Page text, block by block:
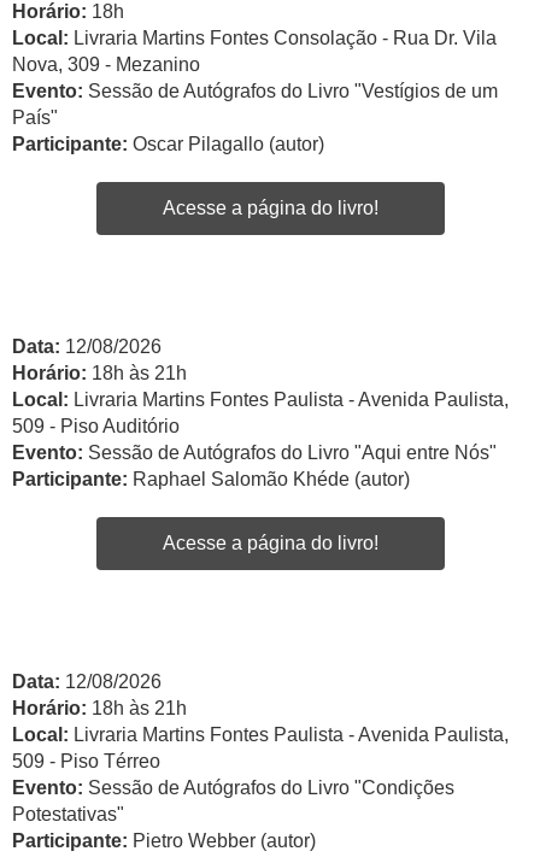
Horário: 18h
Local: Livraria Martins Fontes Consolação - Rua Dr. Vila
Nova, 309 - Mezanino
Evento: Sessão de Autógrafos do Livro "Vestígios de um
País"
Participante: Oscar Pilagallo (autor)
Acesse a página do livro!
Data: 12/08/2026
Horário: 18h às 21h
Local: Livraria Martins Fontes Paulista - Avenida Paulista,
509 - Piso Auditório
Evento: Sessão de Autógrafos do Livro "Aqui entre Nós"
Participante: Raphael Salomão Khéde (autor)
Acesse a página do livro!
Data: 12/08/2026
Horário: 18h às 21h
Local: Livraria Martins Fontes Paulista - Avenida Paulista,
509 - Piso Térreo
Evento: Sessão de Autógrafos do Livro "Condições
Potestativas"
Participante: Pietro Webber (autor)